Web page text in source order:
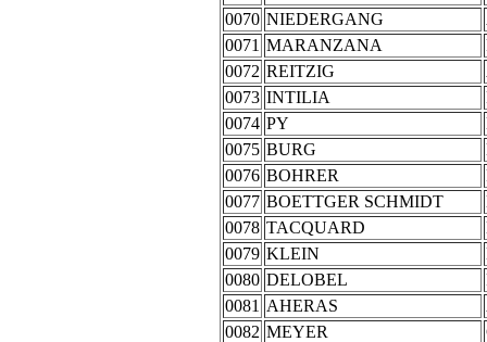
0070 NIEDERGANG
0071 MARANZANA
0072 REITZIG
0073 INTILIA
0074 PY
0075 BURG
0076 BOHRER
0077 BOETTGER SCHMIDT
0078 TACQUARD
0079 KLEIN
0080 DELOBEL
0081 AHERAS
0082 MEYER